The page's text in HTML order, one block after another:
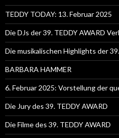
TEDDY TODAY: 13. Februar 2025
Die DJs der 39. TEDDY AWARD
Die musikalischen Highlights der
BARBARA HAMMER
6. Februar 2025: Vorstellung der
Die Jury des 39. TEDDY AWARD
Die Filme des 39. TEDDY AWARD